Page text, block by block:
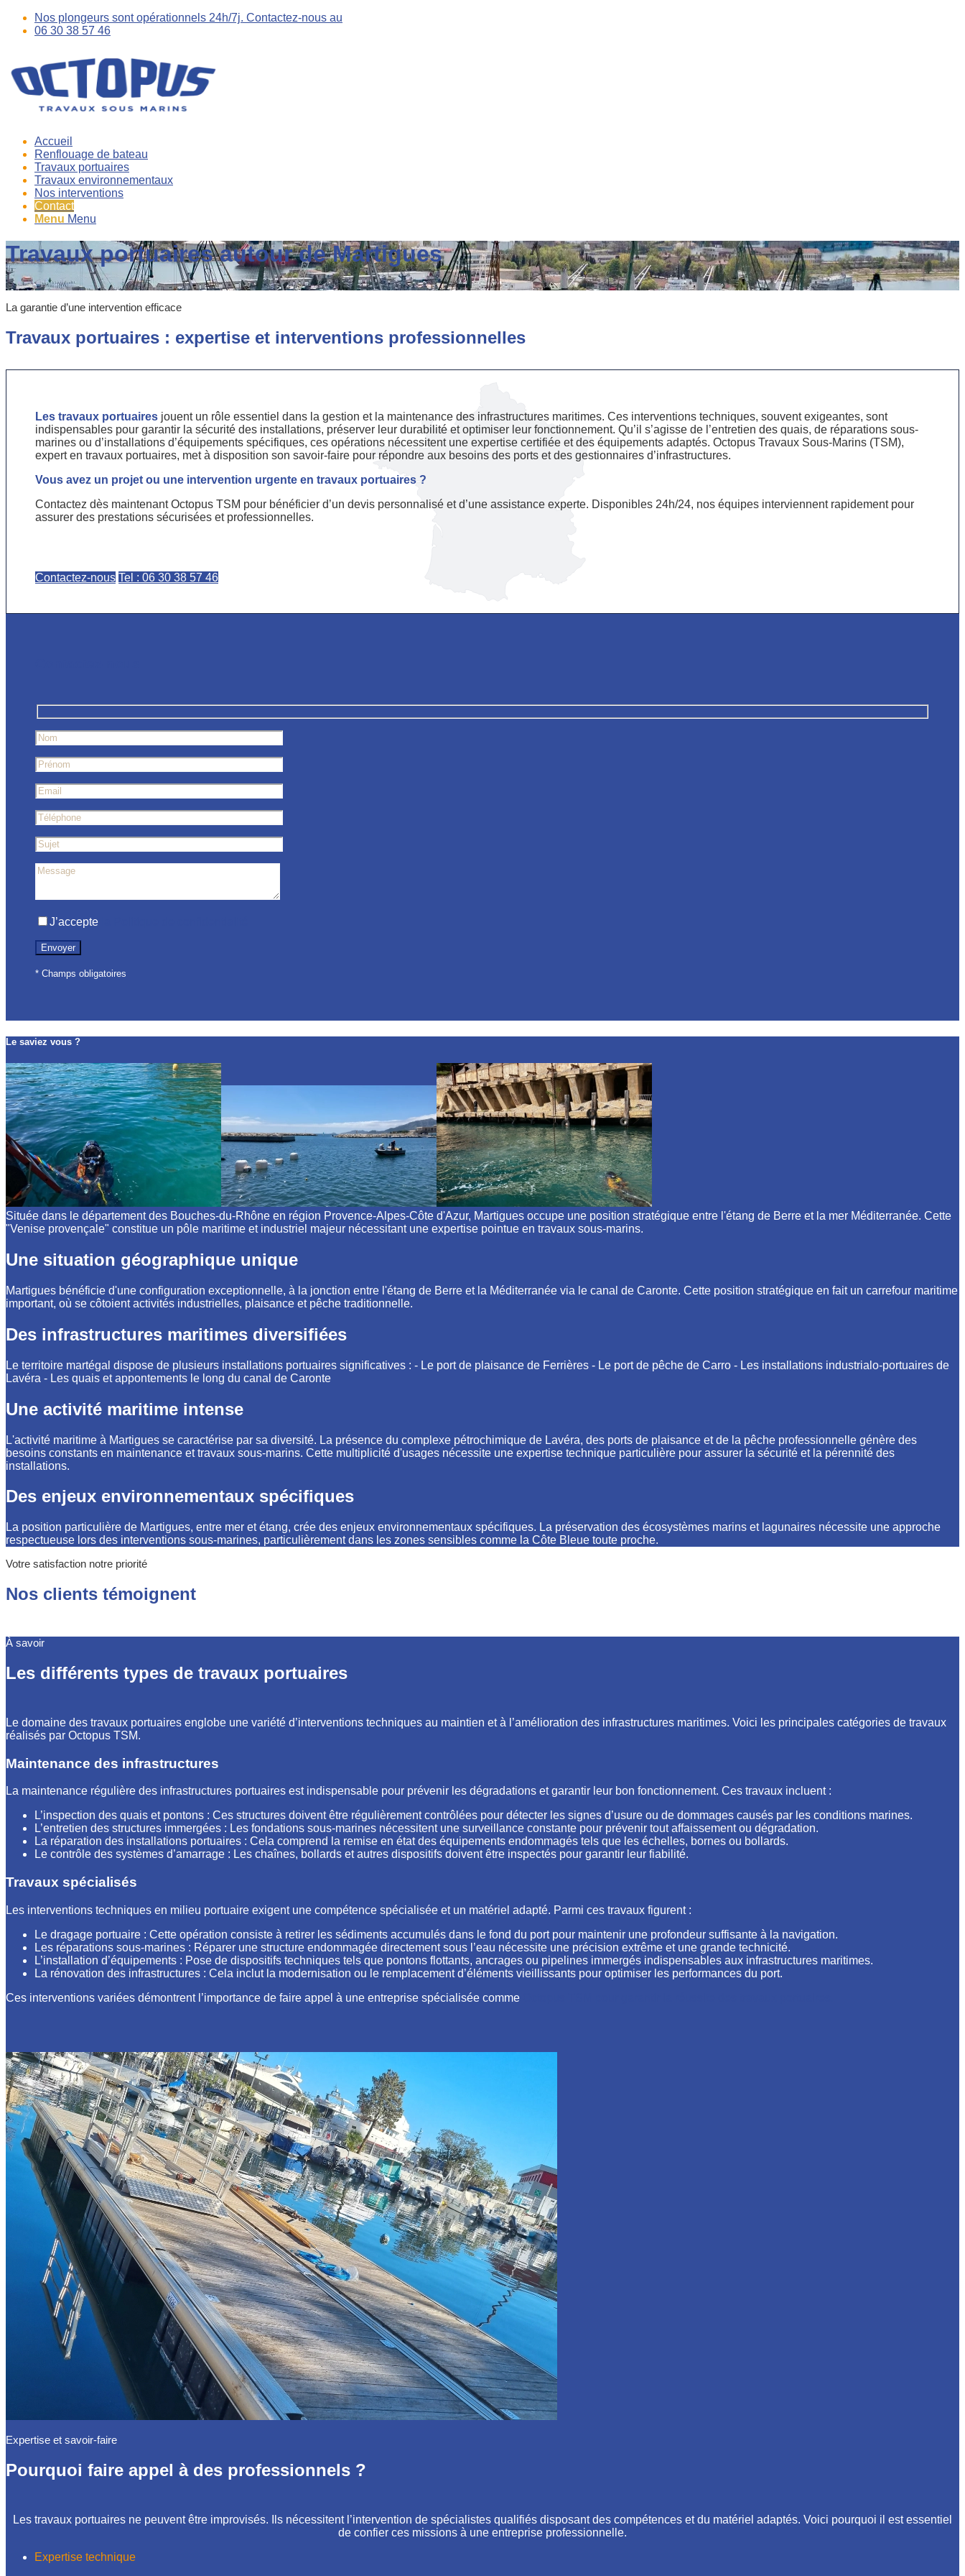
Nos plongeurs sont opérationnels 24h/7j. Contactez-nous au
06 30 38 57 46
Accueil
Renflouage de bateau
Travaux portuaires
Travaux environnementaux
Nos interventions
Contact
Menu Menu
Travaux portuaires autour de Martigues
La garantie d’une intervention efficace
Travaux portuaires : expertise et interventions professionnelles
Les travaux portuaires jouent un rôle essentiel dans la gestion et la maintenance des infrastructures maritimes. Ces interventions techniques, souvent exigeantes, sont
indispensables pour garantir la sécurité des installations, préserver leur durabilité et optimiser leur fonctionnement. Qu’il s’agisse de l’entretien des quais, de réparations sous-
marines ou d’installations d’équipements spécifiques, ces opérations nécessitent une expertise certifiée et des équipements adaptés. Octopus Travaux Sous-Marins (TSM),
expert en travaux portuaires, met à disposition son savoir-faire pour répondre aux besoins des ports et des gestionnaires d’infrastructures.
Vous avez un projet ou une intervention urgente en travaux portuaires ?
Contactez dès maintenant Octopus TSM pour bénéficier d’un devis personnalisé et d’une assistance experte. Disponibles 24h/24, nos équipes interviennent rapidement pour
assurer des prestations sécurisées et professionnelles.
Contactez-nous Tel : 06 30 38 57 46
J’accepte
* Champs obligatoires
Le saviez vous ?
Située dans le département des Bouches-du-Rhône en région Provence-Alpes-Côte d'Azur, Martigues occupe une position stratégique entre l'étang de Berre et la mer Méditerranée. Cette
"Venise provençale" constitue un pôle maritime et industriel majeur nécessitant une expertise pointue en travaux sous-marins.
Une situation géographique unique
Martigues bénéficie d'une configuration exceptionnelle, à la jonction entre l'étang de Berre et la Méditerranée via le canal de Caronte. Cette position stratégique en fait un carrefour maritime
important, où se côtoient activités industrielles, plaisance et pêche traditionnelle.
Des infrastructures maritimes diversifiées
Le territoire martégal dispose de plusieurs installations portuaires significatives : - Le port de plaisance de Ferrières - Le port de pêche de Carro - Les installations industrialo-portuaires de
Lavéra - Les quais et appontements le long du canal de Caronte
Une activité maritime intense
L'activité maritime à Martigues se caractérise par sa diversité. La présence du complexe pétrochimique de Lavéra, des ports de plaisance et de la pêche professionnelle génère des
besoins constants en maintenance et travaux sous-marins. Cette multiplicité d'usages nécessite une expertise technique particulière pour assurer la sécurité et la pérennité des
installations.
Des enjeux environnementaux spécifiques
La position particulière de Martigues, entre mer et étang, crée des enjeux environnementaux spécifiques. La préservation des écosystèmes marins et lagunaires nécessite une approche
respectueuse lors des interventions sous-marines, particulièrement dans les zones sensibles comme la Côte Bleue toute proche.
Votre satisfaction notre priorité
Nos clients témoignent
À savoir
Les différents types de travaux portuaires
Le domaine des travaux portuaires englobe une variété d’interventions techniques au maintien et à l’amélioration des infrastructures maritimes. Voici les principales catégories de travaux
réalisés par Octopus TSM.
Maintenance des infrastructures
La maintenance régulière des infrastructures portuaires est indispensable pour prévenir les dégradations et garantir leur bon fonctionnement. Ces travaux incluent :
L’inspection des quais et pontons : Ces structures doivent être régulièrement contrôlées pour détecter les signes d’usure ou de dommages causés par les conditions marines.
L’entretien des structures immergées : Les fondations sous-marines nécessitent une surveillance constante pour prévenir tout affaissement ou dégradation.
La réparation des installations portuaires : Cela comprend la remise en état des équipements endommagés tels que les échelles, bornes ou bollards.
Le contrôle des systèmes d’amarrage : Les chaînes, bollards et autres dispositifs doivent être inspectés pour garantir leur fiabilité.
Travaux spécialisés
Les interventions techniques en milieu portuaire exigent une compétence spécialisée et un matériel adapté. Parmi ces travaux figurent :
Le dragage portuaire : Cette opération consiste à retirer les sédiments accumulés dans le fond du port pour maintenir une profondeur suffisante à la navigation.
Les réparations sous-marines : Réparer une structure endommagée directement sous l’eau nécessite une précision extrême et une grande technicité.
L’installation d’équipements : Pose de dispositifs techniques tels que pontons flottants, ancrages ou pipelines immergés indispensables aux infrastructures maritimes.
La rénovation des infrastructures : Cela inclut la modernisation ou le remplacement d’éléments vieillissants pour optimiser les performances du port.
Ces interventions variées démontrent l’importance de faire appel à une entreprise spécialisée comme
Expertise et savoir-faire
Pourquoi faire appel à des professionnels ?
Les travaux portuaires ne peuvent être improvisés. Ils nécessitent l’intervention de spécialistes qualifiés disposant des compétences et du matériel adaptés. Voici pourquoi il est essentiel
de confier ces missions à une entreprise professionnelle.
Expertise technique